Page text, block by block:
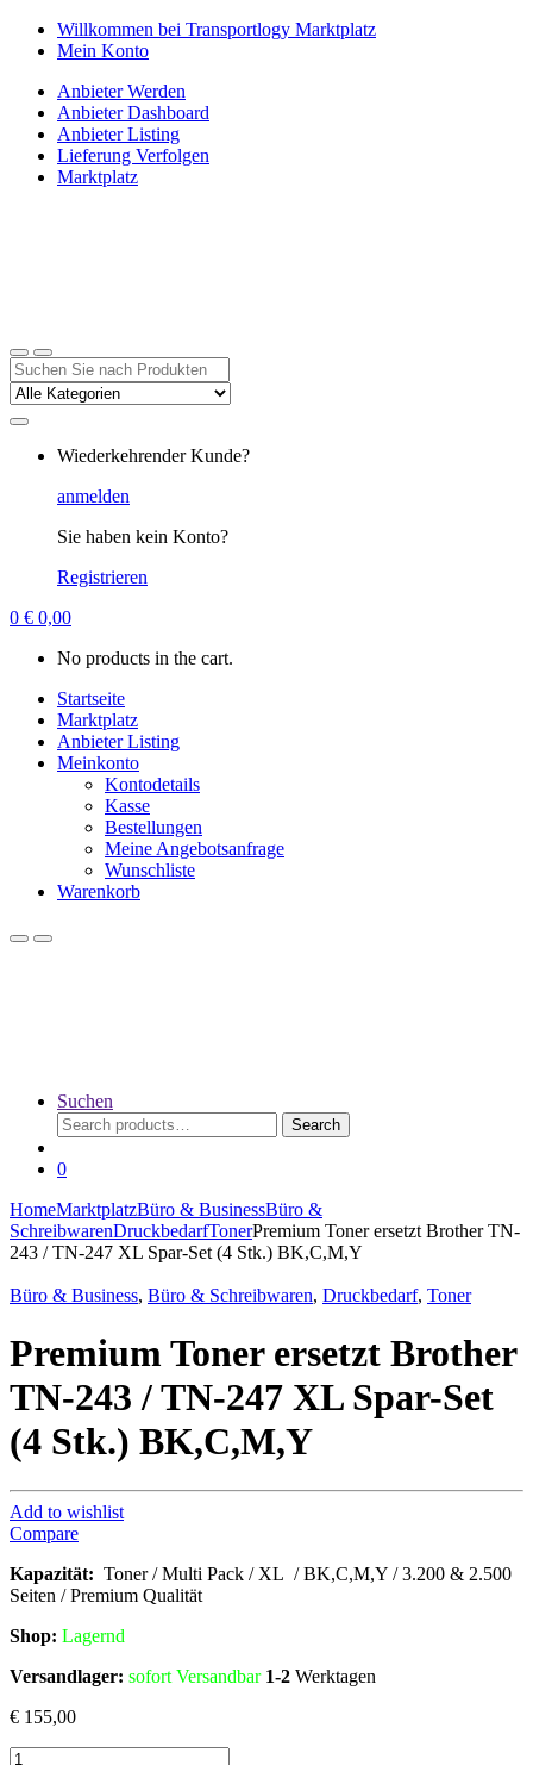
Navigation
Zum
Inhalt
Willkommen bei Transportlogy Marktplatz
Mein Konto
Anbieter Werden
Anbieter Dashboard
Anbieter Listing
Lieferung Verfolgen
Marktplatz
Suchen
nach:
Wiederkehrender Kunde?
anmelden
Sie haben kein Konto?
Registrieren
0 € 0,00
No products in the cart.
Startseite
Marktplatz
Anbieter Listing
Meinkonto
Kontodetails
Kasse
Bestellungen
Meine Angebotsanfrage
Wunschliste
Warenkorb
Suchen
Search
for:
Search
0
HomeMarktplatzBüro & BusinessBüro &
SchreibwarenDruckbedarfTonerPremium Toner ersetzt Brother TN-
243 / TN-247 XL Spar-Set (4 Stk.) BK,C,M,Y
Büro & Business, Büro & Schreibwaren, Druckbedarf, Toner
Premium Toner ersetzt Brother
TN-243 / TN-247 XL Spar-Set
(4 Stk.) BK,C,M,Y
Add to wishlist
Compare
Kapazität: Toner / Multi Pack / XL / BK,C,M,Y / 3.200 & 2.500
Seiten / Premium Qualität
Shop: Lagernd
Versandlager: sofort Versandbar 1-2 Werktagen
€ 155,00
Premium